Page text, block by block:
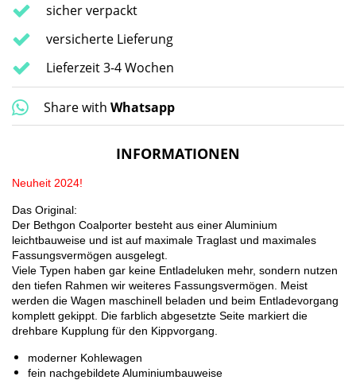
sicher verpackt
versicherte Lieferung
Lieferzeit 3-4 Wochen
Share with Whatsapp
INFORMATIONEN
Neuheit 2024!
Das Original:
Der Bethgon Coalporter besteht aus einer Aluminium
leichtbauweise und ist auf maximale Traglast und maximales
Fassungsvermögen ausgelegt.
Viele Typen haben gar keine Entladeluken mehr, sondern nutzen
den tiefen Rahmen wir weiteres Fassungsvermögen. Meist
werden die Wagen maschinell beladen und beim Entladevorgang
komplett gekippt. Die farblich abgesetzte Seite markiert die
drehbare Kupplung für den Kippvorgang.
moderner Kohlewagen
fein nachgebildete Aluminiumbauweise